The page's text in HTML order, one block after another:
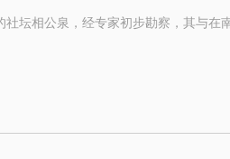
坛相公泉，经专家初步勘察，其与在